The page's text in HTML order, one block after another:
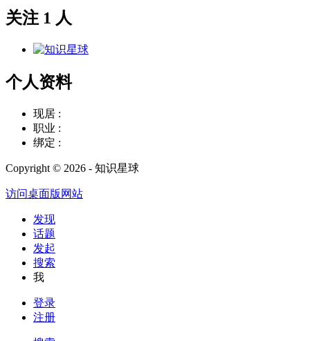
关注 1 人
个人资料
现居 :
职业 :
绑定 :
Copyright © 2026 - 知识星球
访问桌面版网站
发现
话题
发起
搜索
我
登录
注册